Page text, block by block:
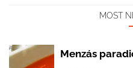
MOST
Menzás